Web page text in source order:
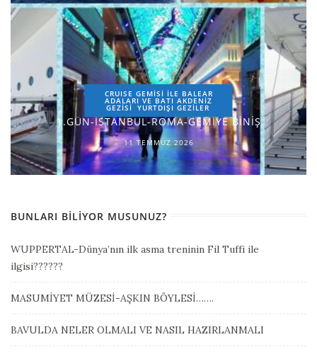
CRUISE GEMİSİ İLE BALEAR
ADALARI VE BATI AKDENİZ
GEZİSİ YURTDIŞI GEZILER
1.GÜN-İSTANBUL-ROMA-GEMİYE BİNİŞ
11 TEMMUZ 2026
BUNLARI BILIYOR MUSUNUZ?
WUPPERTAL-Dünya’nın ilk asma treninin Fil Tuffi ile
ilgisi??????
MASUMİYET MÜZESİ-AŞKIN BÖYLESİ…….
BAVULDA NELER OLMALI VE NASIL HAZIRLANMALI